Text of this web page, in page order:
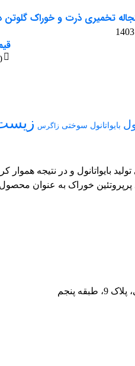
تخمیری ذرت و خوراک گلوتن
بایواتانول سوختی زاگرس زیست
بایواتانول و در نتیجه
خوراک به عنوان